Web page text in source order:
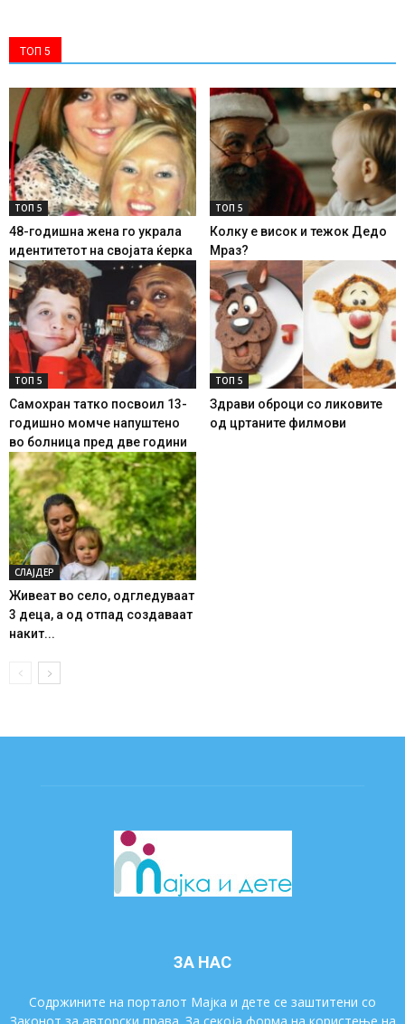
ТОП 5
ТОП 5
48-годишна жена го украла
идентитетот на својата ќерка
ТОП 5
Колку е висок и тежок Дедо
Мраз?
ТОП 5
Самохран татко посвоил 13-
годишно момче напуштено
во болница пред две години
ТОП 5
Здрави оброци со ликовите
од цртаните филмови
СЛАЈДЕР
Живеат во село, одгледуваат
3 деца, а од отпад создаваат
накит...
ЗА НАС
Содржините на порталот Мајка и дете се заштитени со